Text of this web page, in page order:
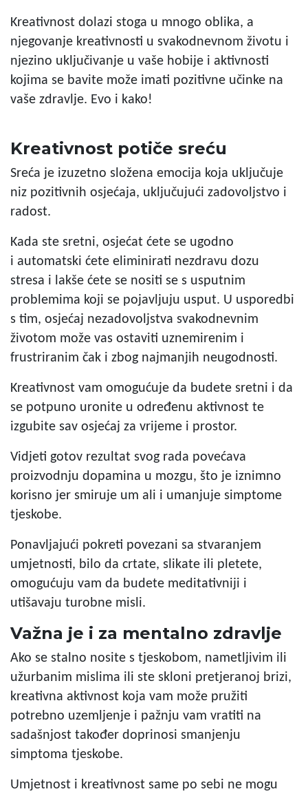
Kreativnost dolazi stoga u mnogo oblika, a
njegovanje kreativnosti u svakodnevnom životu i
njezino uključivanje u vaše hobije i aktivnosti
kojima se bavite može imati pozitivne učinke na
vaše zdravlje. Evo i kako!
Kreativnost potiče sreću
Sreća je izuzetno složena emocija koja uključuje
niz pozitivnih osjećaja, uključujući zadovoljstvo i
radost.
Kada ste sretni, osjećat ćete se ugodno
i automatski ćete eliminirati nezdravu dozu
stresa i lakše ćete se nositi se s usputnim
problemima koji se pojavljuju usput. U usporedbi
s tim, osjećaj nezadovoljstva svakodnevnim
životom može vas ostaviti uznemirenim i
frustriranim čak i zbog najmanjih neugodnosti.
Kreativnost vam omogućuje da budete sretni i da
se potpuno uronite u određenu aktivnost te
izgubite sav osjećaj za vrijeme i prostor.
Vidjeti gotov rezultat svog rada povećava
proizvodnju dopamina u mozgu, što je iznimno
korisno jer smiruje um ali i umanjuje simptome
tjeskobe.
Ponavljajući pokreti povezani sa stvaranjem
umjetnosti, bilo da crtate, slikate ili pletete,
omogućuju vam da budete meditativniji i
utišavaju turobne misli.
Važna je i za mentalno zdravlje
Ako se stalno nosite s tjeskobom, nametljivim ili
užurbanim mislima ili ste skloni pretjeranoj brizi,
kreativna aktivnost koja vam može pružiti
potrebno uzemljenje i pažnju vam vratiti na
sadašnjost također doprinosi smanjenju
simptoma tjeskobe.
Umjetnost i kreativnost same po sebi ne mogu